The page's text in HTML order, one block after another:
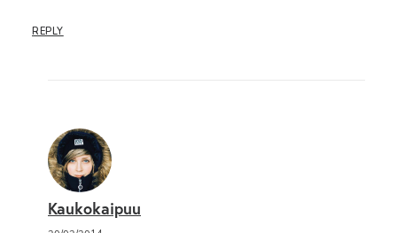
REPLY
Kaukokaipuu